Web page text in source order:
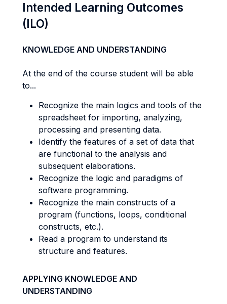
Intended Learning Outcomes
(ILO)
KNOWLEDGE AND UNDERSTANDING
At the end of the course student will be able
to...
Recognize the main logics and tools of the
spreadsheet for importing, analyzing,
processing and presenting data.
Identify the features of a set of data that
are functional to the analysis and
subsequent elaborations.
Recognize the logic and paradigms of
software programming.
Recognize the main constructs of a
program (functions, loops, conditional
constructs, etc.).
Read a program to understand its
structure and features.
APPLYING KNOWLEDGE AND
UNDERSTANDING